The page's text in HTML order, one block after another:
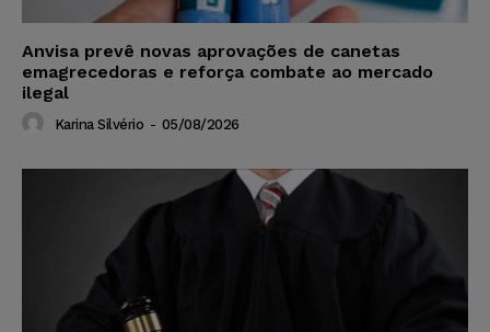
Anvisa prevê novas aprovações de canetas
emagrecedoras e reforça combate ao mercado
ilegal
Karina Silvério - 05/08/2026